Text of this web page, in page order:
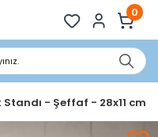
0
- Şeffaf - 28x11 cm